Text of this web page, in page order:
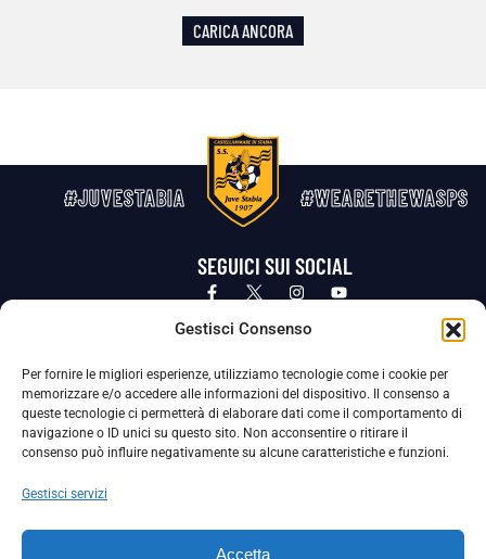
Gestisci Consenso
Per fornire le migliori esperienze, utilizziamo tecnologie come i cookie per
memorizzare e/o accedere alle informazioni del dispositivo. Il consenso a
queste tecnologie ci permetterà di elaborare dati come il comportamento di
navigazione o ID unici su questo sito. Non acconsentire o ritirare il
consenso può influire negativamente su alcune caratteristiche e funzioni.
Gestisci servizi
Accetta
CARICA ANCORA
#JUVESTABIA #WEARETHEWASPS
SEGUICI SUI SOCIAL
Privacy Policy Cookie Policy
La Società ha nominato il Responsabile della Protezione dei Dati Personali (DPO), figura specializzata che vigila sulle modalità
adottate dalla nostra Società per tutelare i Suoi dati personali.
Per contattare il DPO può scrivere a